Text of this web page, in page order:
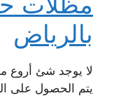
بالرياض
لا يوجد شئ أروع
يتم الحصول على